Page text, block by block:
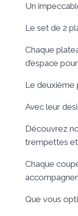
Un
Le set de 2
Chaque
d’espace
Le deuxième
Avec leur
Découvrez
trempettes et
Chaque
Que vous